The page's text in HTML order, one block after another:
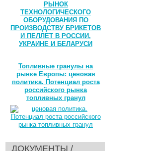
РЫНОК
ТЕХНОЛОГИЧЕСКОГО
ОБОРУДОВАНИЯ ПО
ПРОИЗВОДСТВУ БРИКЕТОВ
И ПЕЛЛЕТ В РОССИИ,
УКРАИНЕ И БЕЛАРУСИ
Топливные гранулы на
рынке Европы: ценовая
политика. Потенциал роста
российского рынка
топливных гранул
ДОКУМЕНТЫ /